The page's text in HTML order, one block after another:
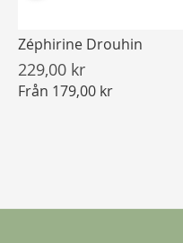
Zéphirine Drouhin
229,00 kr
Från 179,00 kr